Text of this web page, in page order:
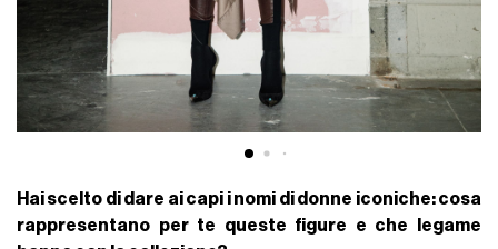
Hai scelto di dare ai capi i nomi di donne iconiche: cosa
rappresentano per te queste figure e che legame